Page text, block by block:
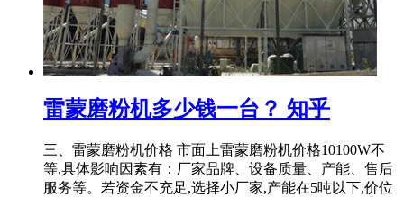
雷蒙磨粉机多少钱一台？ 知乎
三、雷蒙磨粉机价格 市面上雷蒙磨粉机价格10100W不
等,具体影响因素有：厂家品牌、设备质量、产能、售后
服务等。若资金不充足,选择小厂家,产能在5吨以下,价位